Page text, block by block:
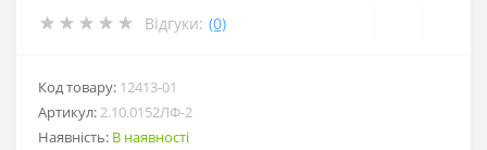
Відгуки: (0)
Код товару: 12413-01
Артикул:2.10.0152ЛФ-2
Наявність: В наявності